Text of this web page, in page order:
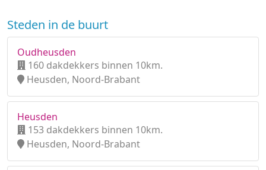
Steden in de buurt
Oudheusden
160 dakdekkers binnen 10km.
Heusden, Noord-Brabant
Heusden
153 dakdekkers binnen 10km.
Heusden, Noord-Brabant